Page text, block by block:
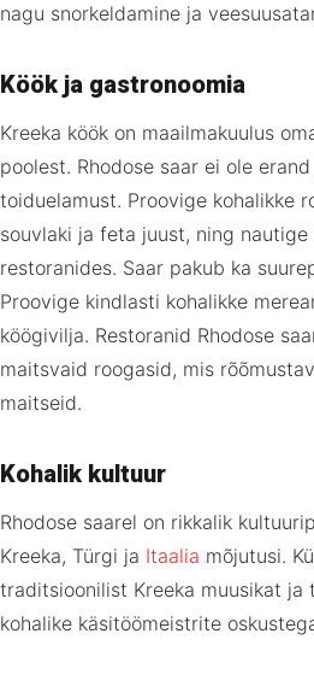
nagu snorkeldamine ja
Köök ja gastronoomia
Kreeka köök on maailmakuulus
poolest. Rhodose saar ei ole
toiduelamust. Proovige kohalikke
souvlaki ja feta juust, ning
restoranides. Saar pakub ka
Proovige kindlasti kohalikke
köögivilja. Restoranid Rhodose
maitsvaid roogasid, mis
maitseid.
Kohalik kultuur
Rhodose saarel on rikkalik
Kreeka, Türgi ja Itaalia mõjutusi.
traditsioonilist Kreeka muusikat ja
kohalike käsitöömeistrite